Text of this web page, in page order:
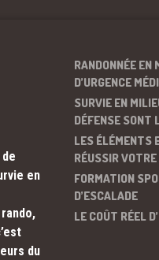
en
du
RANDONNÉE EN
D’URGENCE
SURVIE EN
DÉFENSE SONT
LES ÉLÉMENTS
RÉUSSIR
FORMATION
D’ESCALADE
LE COÛT RÉEL